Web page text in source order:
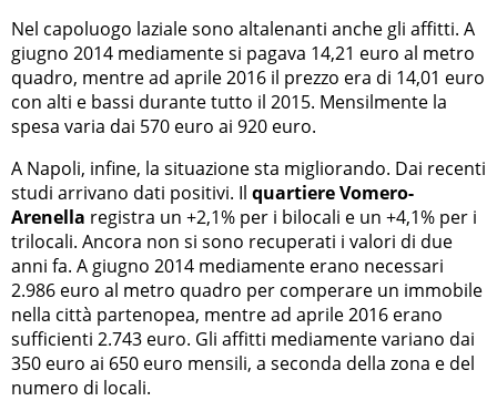
Nel capoluogo laziale sono altalenanti anche gli affitti. A
giugno 2014 mediamente si pagava 14,21 euro al metro
quadro, mentre ad aprile 2016 il prezzo era di 14,01 euro
con alti e bassi durante tutto il 2015. Mensilmente la
spesa varia dai 570 euro ai 920 euro.
A Napoli, infine, la situazione sta migliorando. Dai recenti
studi arrivano dati positivi. Il quartiere Vomero-
Arenella registra un +2,1% per i bilocali e un +4,1% per i
trilocali. Ancora non si sono recuperati i valori di due
anni fa. A giugno 2014 mediamente erano necessari
2.986 euro al metro quadro per comperare un immobile
nella città partenopea, mentre ad aprile 2016 erano
sufficienti 2.743 euro. Gli affitti mediamente variano dai
350 euro ai 650 euro mensili, a seconda della zona e del
numero di locali.